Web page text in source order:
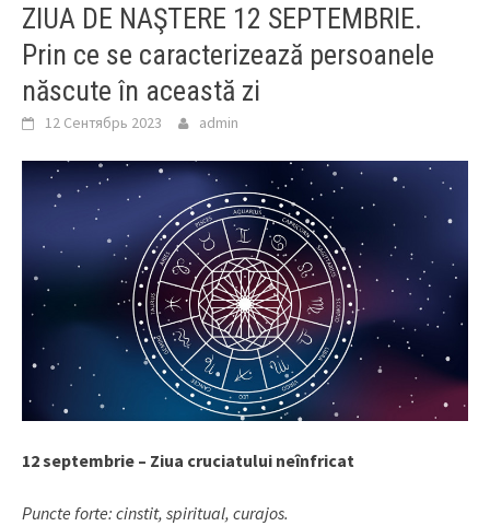
ZIUA DE NAŞTERE 12 SEPTEMBRIE.
Prin ce se caracterizează persoanele
născute în această zi
12 Сентябрь 2023 admin
12 septembrie – Ziua cruciatului neînfricat
Puncte forte: cinstit, spiritual, curajos.